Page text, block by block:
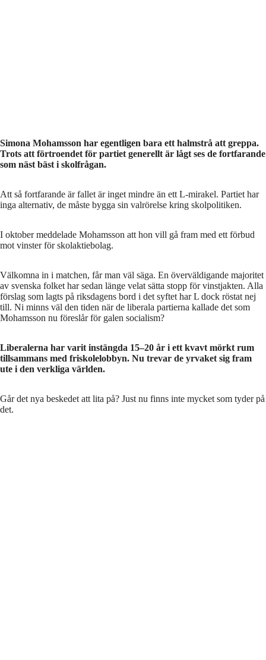
Simona Mohamsson har egentligen bara ett halmstrå att greppa.
Trots att förtroendet för partiet generellt är lågt ses de fortfarande
som näst bäst i skolfrågan.
Att så fortfarande är fallet är inget mindre än ett L-mirakel. Partiet har
inga alternativ, de måste bygga sin valrörelse kring skolpolitiken.
I oktober meddelade Mohamsson att hon vill gå fram med ett förbud
mot vinster för skolaktiebolag.
Välkomna in i matchen, får man väl säga. En överväldigande majoritet
av svenska folket har sedan länge velat sätta stopp för vinstjakten. Alla
förslag som lagts på riksdagens bord i det syftet har L dock röstat nej
till. Ni minns väl den tiden när de liberala partierna kallade det som
Mohamsson nu föreslår för galen socialism?
Liberalerna har varit instängda 15–20 år i ett kvavt mörkt rum
tillsammans med friskolelobbyn. Nu trevar de yrvaket sig fram
ute i den verkliga världen.
Går det nya beskedet att lita på? Just nu finns inte mycket som tyder på
det.